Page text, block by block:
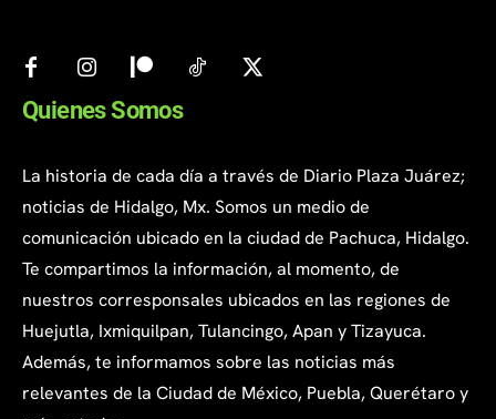
Quienes Somos
La historia de cada día a través de Diario Plaza Juárez;
noticias de Hidalgo, Mx. Somos un medio de
comunicación ubicado en la ciudad de Pachuca, Hidalgo.
Te compartimos la información, al momento, de
nuestros corresponsales ubicados en las regiones de
Huejutla, Ixmiquilpan, Tulancingo, Apan y Tizayuca.
Además, te informamos sobre las noticias más
relevantes de la Ciudad de México, Puebla, Querétaro y